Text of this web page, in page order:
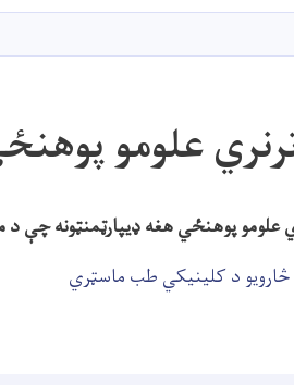
علومو
علومو پوهنځي هغه ډیپارټمنټونه چې
د کلینیکي طب ماسټري